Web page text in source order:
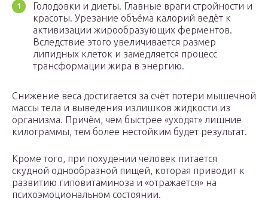
Голодовки и диеты. Главные враги стройности и
красоты. Урезание объёма калорий ведёт к
активизации жирообразующих ферментов.
Вследствие этого увеличивается размер
липидных клеток и замедляется процесс
трансформации жира в энергию.
Снижение веса достигается за счёт потери мышечной
массы тела и выведения излишков жидкости из
организма. Причём, чем быстрее «уходят» лишние
килограммы, тем более нестойким будет результат.
Кроме того, при похудении человек питается
скудной однообразной пищей, которая приводит к
развитию гиповитаминоза и «отражается» на
психоэмоциональном состоянии.